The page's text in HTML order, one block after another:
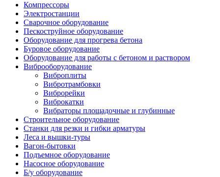
Компрессоры
Электростанции
Сварочное оборудование
Пескоструйное оборудование
Оборудование для прогрева бетона
Буровое оборудование
Оборудование для работы с бетоном и раствором
Виброоборудование
Виброплиты
Вибротрамбовки
Виброрейки
Виброкатки
Вибраторы площадочные и глубинные
Строительное оборудование
Станки для резки и гибки арматуры
Леса и вышки-туры
Вагон-бытовки
Подъемное оборудование
Насосное оборудование
Б/у оборудование